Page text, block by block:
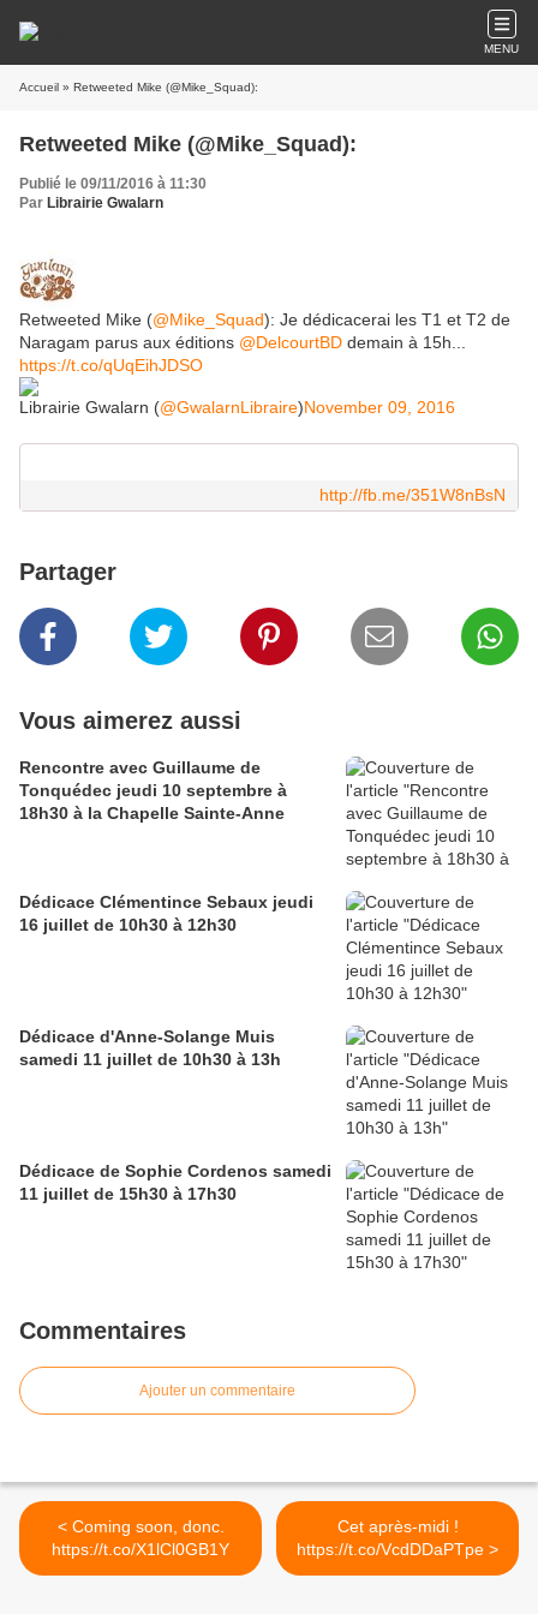
MENU
Accueil » Retweeted Mike (@Mike_Squad):
Retweeted Mike (@Mike_Squad):
Publié le 09/11/2016 à 11:30
Par Librairie Gwalarn
Retweeted Mike (@Mike_Squad): Je dédicacerai les T1 et T2 de
Naragam parus aux éditions @DelcourtBD demain à 15h...
https://t.co/qUqEihJDSO
Librairie Gwalarn (@GwalarnLibraire)November 09, 2016
http://fb.me/351W8nBsN
Partager
Vous aimerez aussi
Rencontre avec Guillaume de
Tonquédec jeudi 10 septembre à
18h30 à la Chapelle Sainte-Anne
Dédicace Clémentince Sebaux jeudi
16 juillet de 10h30 à 12h30
Dédicace d'Anne-Solange Muis
samedi 11 juillet de 10h30 à 13h
Dédicace de Sophie Cordenos samedi
11 juillet de 15h30 à 17h30
Commentaires
Ajouter un commentaire
< Coming soon, donc.
https://t.co/X1lCl0GB1Y
Cet après-midi !
https://t.co/VcdDDaPTpe >